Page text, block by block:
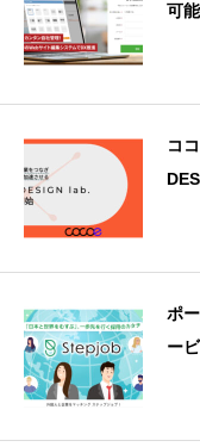
可
コ
ポ
ー